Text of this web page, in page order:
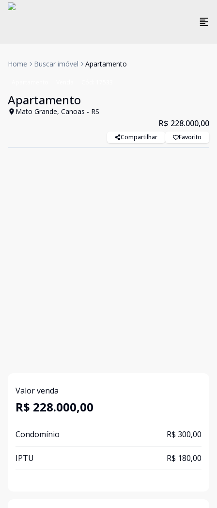
Home Buscar imóvel Apartamento
Apartamento
Mato Grande, Canoas - RS
R$ 228.000,00
Compartilhar Favorito
Valor venda
R$ 228.000,00
Condomínio R$ 300,00
IPTU R$ 180,00